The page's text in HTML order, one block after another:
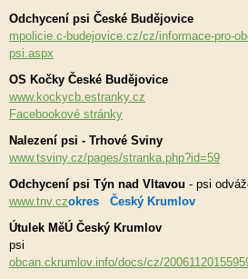
Odchycení psi České Budějovice
mpolicie.c-budejovice.cz/cz/informace-pro-
psi.aspx
OS Kočky České Budějovice
www.kockycb.estranky.cz
Facebookové stránky
Nalezení psi - Trhové Sviny
www.tsviny.cz/pages/stranka.php?id=59
Odchycení psi Týn nad Vltavou - psi
www.tnv.czokres Český Krumlov
Útulek MěÚ Český Krumlov
psi
obcan.ckrumlov.info/docs/cz/